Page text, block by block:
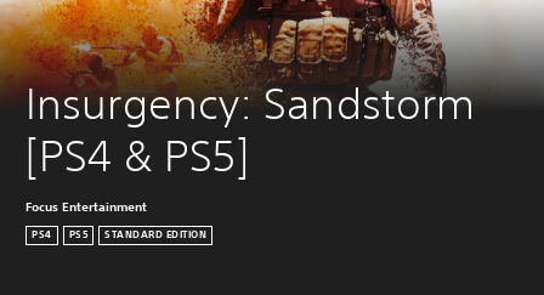
Insurgency: Sandstorm
[PS4 & PS5]
Focus Entertainment
PS4 PS5 STANDARD EDITION